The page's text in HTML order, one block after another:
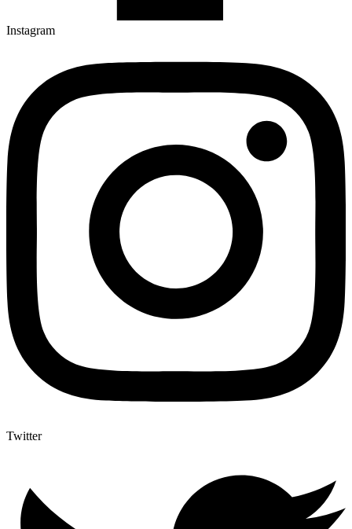
Instagram
Twitter